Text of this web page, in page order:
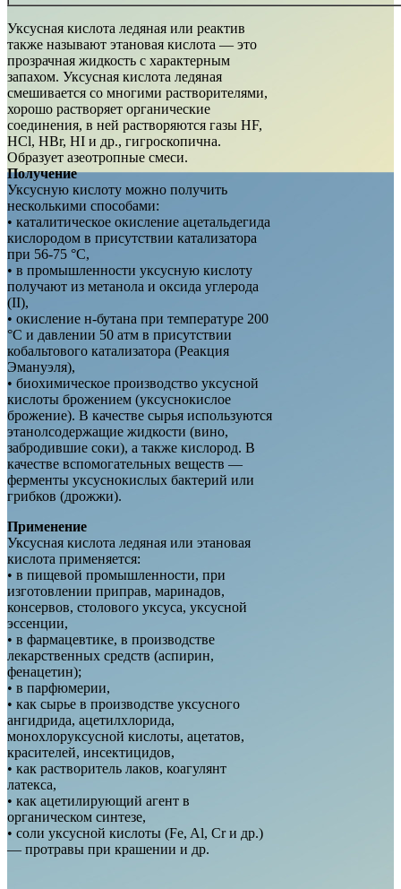
Уксусная кислота ледяная или реактив
также называют этановая кислота — это
прозрачная жидкость с характерным
запахом. Уксусная кислота ледяная
смешивается со многими растворителями,
хорошо растворяет органические
соединения, в ней растворяются газы HF,
HCl, HBr, HI и др., гигроскопична.
Образует азеотропные смеси.
Получение
Уксусную кислоту можно получить
несколькими способами:
• каталитическое окисление ацетальдегида
кислородом в присутствии катализатора
при 56-75 °C,
• в промышленности уксусную кислоту
получают из метанола и оксида углерода
(II),
• окисление н-бутана при температуре 200
°C и давлении 50 атм в присутствии
кобальтового катализатора (Реакция
Эмануэля),
• биохимическое производство уксусной
кислоты брожением (уксуснокислое
брожение). В качестве сырья используются
этанолсодержащие жидкости (вино,
забродившие соки), а также кислород. В
качестве вспомогательных веществ —
ферменты уксуснокислых бактерий или
грибков (дрожжи).
Применение
Уксусная кислота ледяная или этановая
кислота применяется:
• в пищевой промышленности, при
изготовлении приправ, маринадов,
консервов, столового уксуса, уксусной
эссенции,
• в фармацевтике, в производстве
лекарственных средств (аспирин,
фенацетин);
• в парфюмерии,
• как сырье в производстве уксусного
ангидрида, ацетилхлорида,
монохлоруксусной кислоты, ацетатов,
красителей, инсектицидов,
• как растворитель лаков, коагулянт
латекса,
• как ацетилирующий агент в
органическом синтезе,
• соли уксусной кислоты (Fe, Al, Cr и др.)
— протравы при крашении и др.